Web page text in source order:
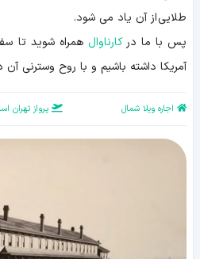
طلایی از آن یاد می شود.
پس با ما در کارناوال
آمریکا داشته باشیم و با روح وسترنی آن
اجاره ویلا شمال پرواز تهران